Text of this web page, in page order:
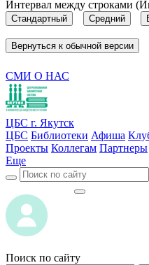
Интервал между строками
Стандартный Средний
Вернуться к обычной версии
СМИ О НАС
ЦБС г. Якутск
ЦБС Библиотеки Афиша
Проекты Коллегам Партнеры
Еще
Поиск по сайту